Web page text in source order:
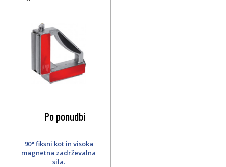
Po ponudbi
90° fiksni kot in visoka
magnetna zadrževalna
sila.